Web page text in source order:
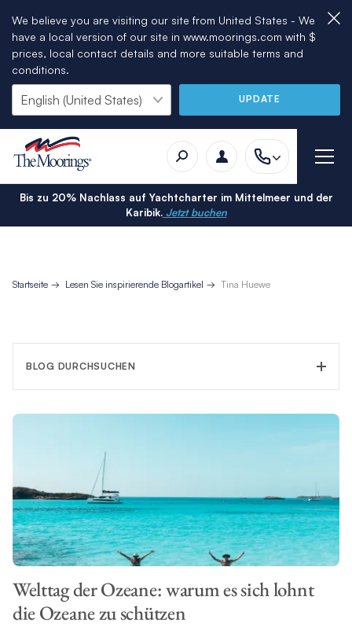
We believe you are visiting our site from United States - We
have a local version of our site in www.moorings.com with $
prices, local contact details and more suitable terms and
conditions.
UPDATE
Bis zu 20% Nachlass auf Yachtcharter im Mittelmeer und der
Karibik.Jetzt buchen
Startseite Lesen Sie inspirierende Blogartikel Tina Huewe
Welttag der Ozeane: warum es sich lohnt
die Ozeane zu schützen
BLOG DURCHSUCHEN
KATEGORIE FILTERN
THEMA
SUCHE